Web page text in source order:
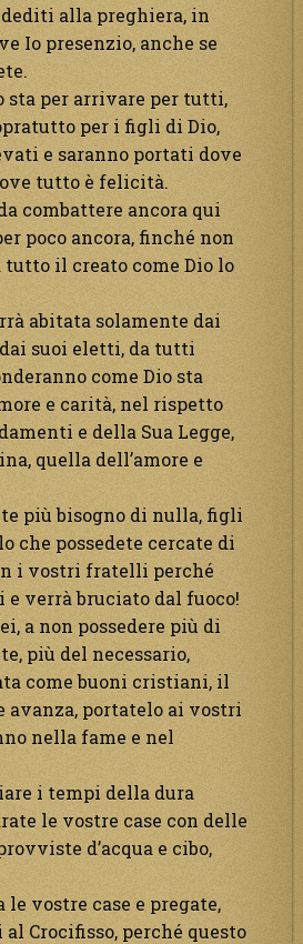
alla preghiera, in
Io presenzio, anche se
sta per arrivare per tutti,
per i figli di Dio,
e saranno portati dove
tutto è felicità.
combattere ancora qui
poco ancora, finché non
il creato come Dio lo
abitata solamente dai
suoi eletti, da tutti
come Dio sta
e carità, nel rispetto
e della Sua Legge,
quella dell’amore e
più bisogno di nulla, figli
che possedete cercate di
i vostri fratelli perché
verrà bruciato dal fuoco!
a non possedere più di
più del necessario,
come buoni cristiani, il
avanza, portatelo ai vostri
nella fame e nel
i tempi della dura
le vostre case con delle
d’acqua e cibo,
le vostre case e pregate,
Crocifisso, perché questo